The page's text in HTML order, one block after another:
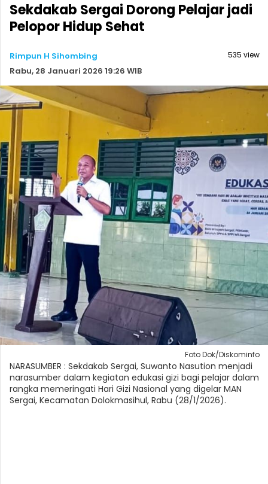
Sekdakab Sergai Dorong Pelajar jadi
Pelopor Hidup Sehat
Rimpun H Sihombing
Rabu, 28 Januari 2026 19:26 WIB
535 view
Foto Dok/Diskominfo
NARASUMBER : Sekdakab Sergai, Suwanto Nasution menjadi
narasumber dalam kegiatan edukasi gizi bagi pelajar dalam
rangka memeringati Hari Gizi Nasional yang digelar MAN
Sergai, Kecamatan Dolokmasihul, Rabu (28/1/2026).